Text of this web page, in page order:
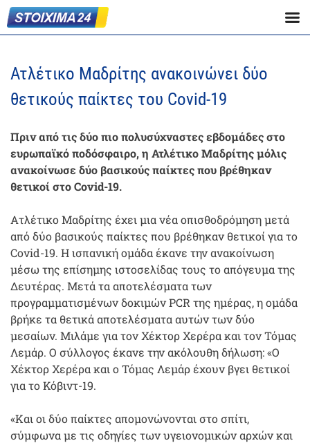
Ατλέτικο Μαδρίτης ανακοινώνει δύο
θετικούς παίκτες του Covid-19
Πριν από τις δύο πιο πολυσύχναστες εβδομάδες στο
ευρωπαϊκό ποδόσφαιρο, η Ατλέτικο Μαδρίτης μόλις
ανακοίνωσε δύο βασικούς παίκτες που βρέθηκαν
θετικοί στο Covid-19.
Ατλέτικο Μαδρίτης έχει μια νέα οπισθοδρόμηση μετά
από δύο βασικούς παίκτες που βρέθηκαν θετικοί για το
Covid-19. Η ισπανική ομάδα έκανε την ανακοίνωση
μέσω της επίσημης ιστοσελίδας τους το απόγευμα της
Δευτέρας. Μετά τα αποτελέσματα των
προγραμματισμένων δοκιμών PCR της ημέρας, η ομάδα
βρήκε τα θετικά αποτελέσματα αυτών των δύο
μεσαίων. Μιλάμε για τον Χέκτορ Χερέρα και τον Τόμας
Λεμάρ. Ο σύλλογος έκανε την ακόλουθη δήλωση: «Ο
Χέκτορ Χερέρα και ο Τόμας Λεμάρ έχουν βγει θετικοί
για το Κόβιντ-19.
«Και οι δύο παίκτες απομονώνονται στο σπίτι,
σύμφωνα με τις οδηγίες των υγειονομικών αρχών και